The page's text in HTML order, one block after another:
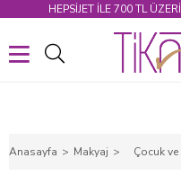
HEPSİJET ILE 700 TL
Anasayfa Makyaj